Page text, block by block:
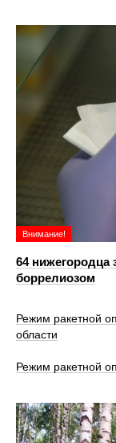
Внимание!
64
боррелиозом
Режим ракетной
области
Режим ракетной